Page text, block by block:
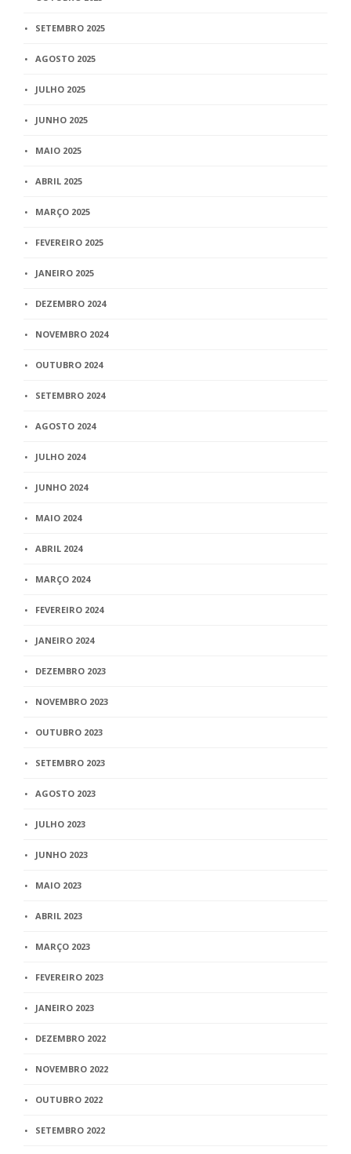
SETEMBRO 2025
AGOSTO 2025
JULHO 2025
JUNHO 2025
MAIO 2025
ABRIL 2025
MARÇO 2025
FEVEREIRO 2025
JANEIRO 2025
DEZEMBRO 2024
NOVEMBRO 2024
OUTUBRO 2024
SETEMBRO 2024
AGOSTO 2024
JULHO 2024
JUNHO 2024
MAIO 2024
ABRIL 2024
MARÇO 2024
FEVEREIRO 2024
JANEIRO 2024
DEZEMBRO 2023
NOVEMBRO 2023
OUTUBRO 2023
SETEMBRO 2023
AGOSTO 2023
JULHO 2023
JUNHO 2023
MAIO 2023
ABRIL 2023
MARÇO 2023
FEVEREIRO 2023
JANEIRO 2023
DEZEMBRO 2022
NOVEMBRO 2022
OUTUBRO 2022
SETEMBRO 2022